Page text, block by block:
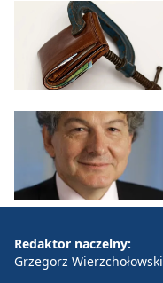
Redaktor naczelny:
Grzegorz Wierzchołowski